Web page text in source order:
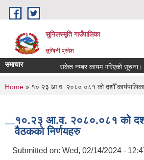
Skip to main content
सुनिलस्मृति गाउँपालिका
लुम्बिनी प्रदेश
समाचार संकेत नम्बर कायम गरिएको सूचना।
You are here
Home » १०.२३ आ.व. २०८०.०८१ को दशौँ
१०.२३ आ.व. २०८०.०८१ को दशौँ
वैठकको निर्णयहरु
Submitted on: Wed, 02/14/2024 -